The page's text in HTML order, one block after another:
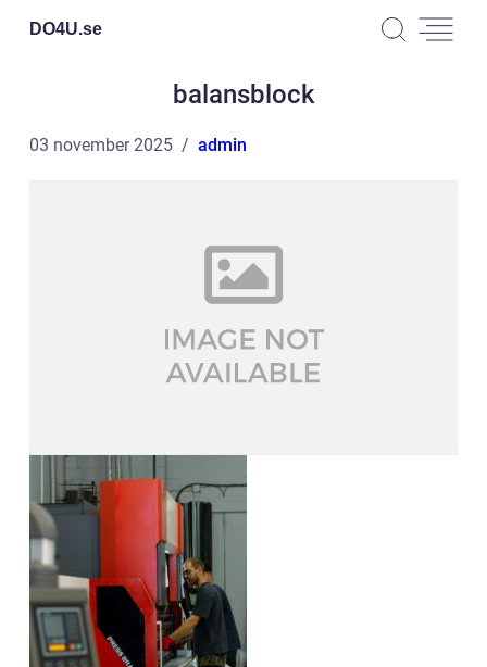
DO4U.se
balansblock
03 november 2025 admin